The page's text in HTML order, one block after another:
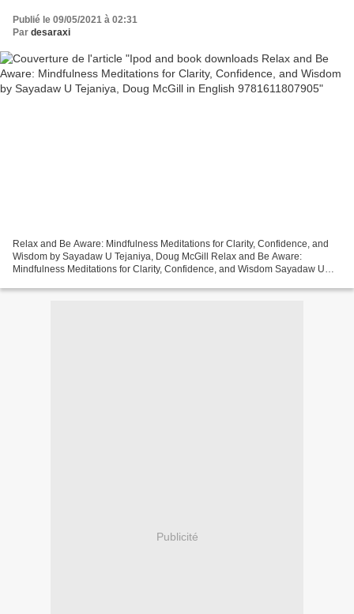
Publié le 09/05/2021 à 02:31
Par desaraxi
Relax and Be Aware: Mindfulness Meditations for Clarity, Confidence, and
Wisdom by Sayadaw U Tejaniya, Doug McGill Relax and Be Aware:
Mindfulness Meditations for Clarity, Confidence, and Wisdom Sayadaw U
Publicité